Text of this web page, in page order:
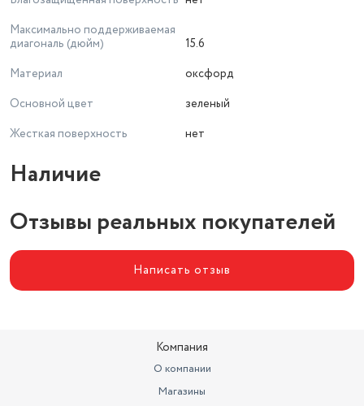
Максимально поддерживаемая
диагональ (дюйм)
15.6
Материал
оксфорд
Основной цвет
зеленый
Жесткая поверхность
нет
Наличие
Отзывы реальных покупателей
Написать отзыв
Компания
О компании
Магазины